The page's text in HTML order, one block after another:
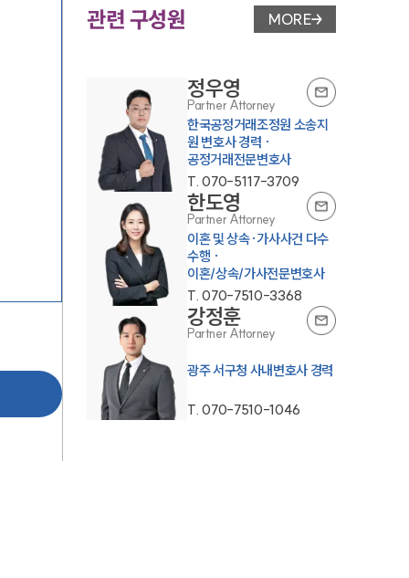
관련 구성원 변호사 페이지 이동
MORE
정우영
Partner Attorney
한국공정거래조정원 소송지
원 변호사 경력 ·
공정거래전문변호사
T.070-5117-3709
한도영
Partner Attorney
이혼 및 상속·가사사건 다수
수행 ·
이혼/상속/가사전문변호사
T.070-7510-3368
강정훈
Partner Attorney
광주 서구청 사내변호사 경력
T.070-7510-1046